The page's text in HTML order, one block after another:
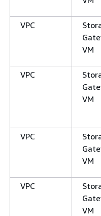
VPC
VM
VPC
VM
VPC
VM
VPC
VM